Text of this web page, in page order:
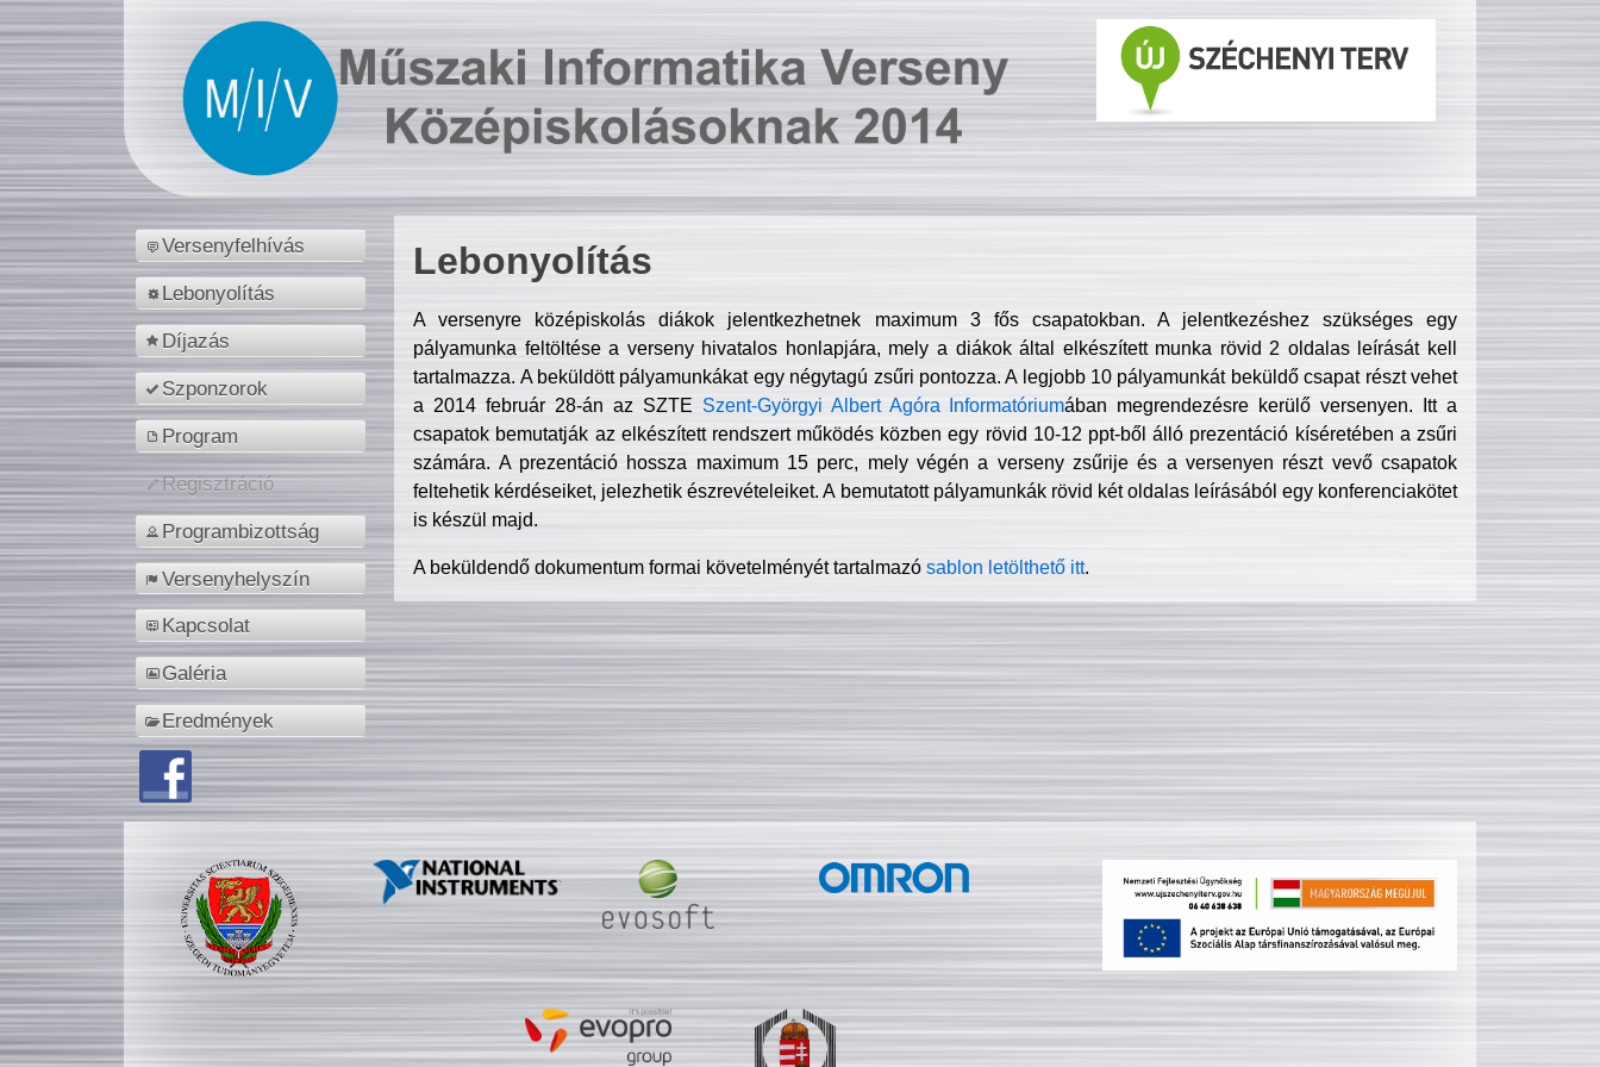
Versenyfelhívás
Lebonyolítás
Díjazás
Szponzorok
Program
Regisztráció
Programbizottság
Versenyhelyszín
Kapcsolat
Galéria
Eredmények
Lebonyolítás
A versenyre középiskolás diákok jelentkezhetnek maximum 3 fős csapatokban. A jelentkezéshez szükséges egy
pályamunka feltöltése a verseny hivatalos honlapjára, mely a diákok által elkészített munka rövid 2 oldalas leírását kell
tartalmazza. A beküldött pályamunkákat egy négytagú zsűri pontozza. A legjobb 10 pályamunkát beküldő csapat részt vehet
a 2014 február 28-án az SZTE Szent-Györgyi Albert Agóra Informatóriumában megrendezésre kerülő versenyen. Itt a
csapatok bemutatják az elkészített rendszert működés közben egy rövid 10-12 ppt-ből álló prezentáció kíséretében a zsűri
számára. A prezentáció hossza maximum 15 perc, mely végén a verseny zsűrije és a versenyen részt vevő csapatok
feltehetik kérdéseiket, jelezhetik észrevételeiket. A bemutatott pályamunkák rövid két oldalas leírásából egy konferenciakötet
is készül majd.
A beküldendő dokumentum formai követelményét tartalmazósablon letölthető itt.